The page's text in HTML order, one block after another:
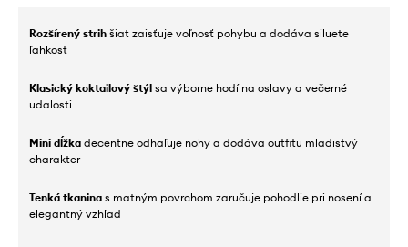
Rozšírený strih šiat zaisťuje voľnosť pohybu a dodáva siluete
ľahkosť
Klasický koktailový štýl sa výborne hodí na oslavy a večerné
udalosti
Mini dĺžka decentne odhaľuje nohy a dodáva outfitu mladistvý
charakter
Tenká tkanina s matným povrchom zaručuje pohodlie pri nosení a
elegantný vzhľad